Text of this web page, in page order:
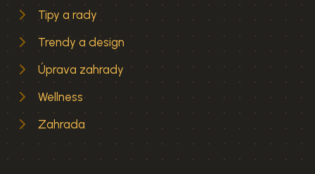
Tipy a rady
Trendy a design
Úprava zahrady
Wellness
Zahrada